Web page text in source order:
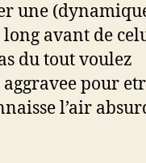
une
long avant de
du tout voulez
pour
l’air